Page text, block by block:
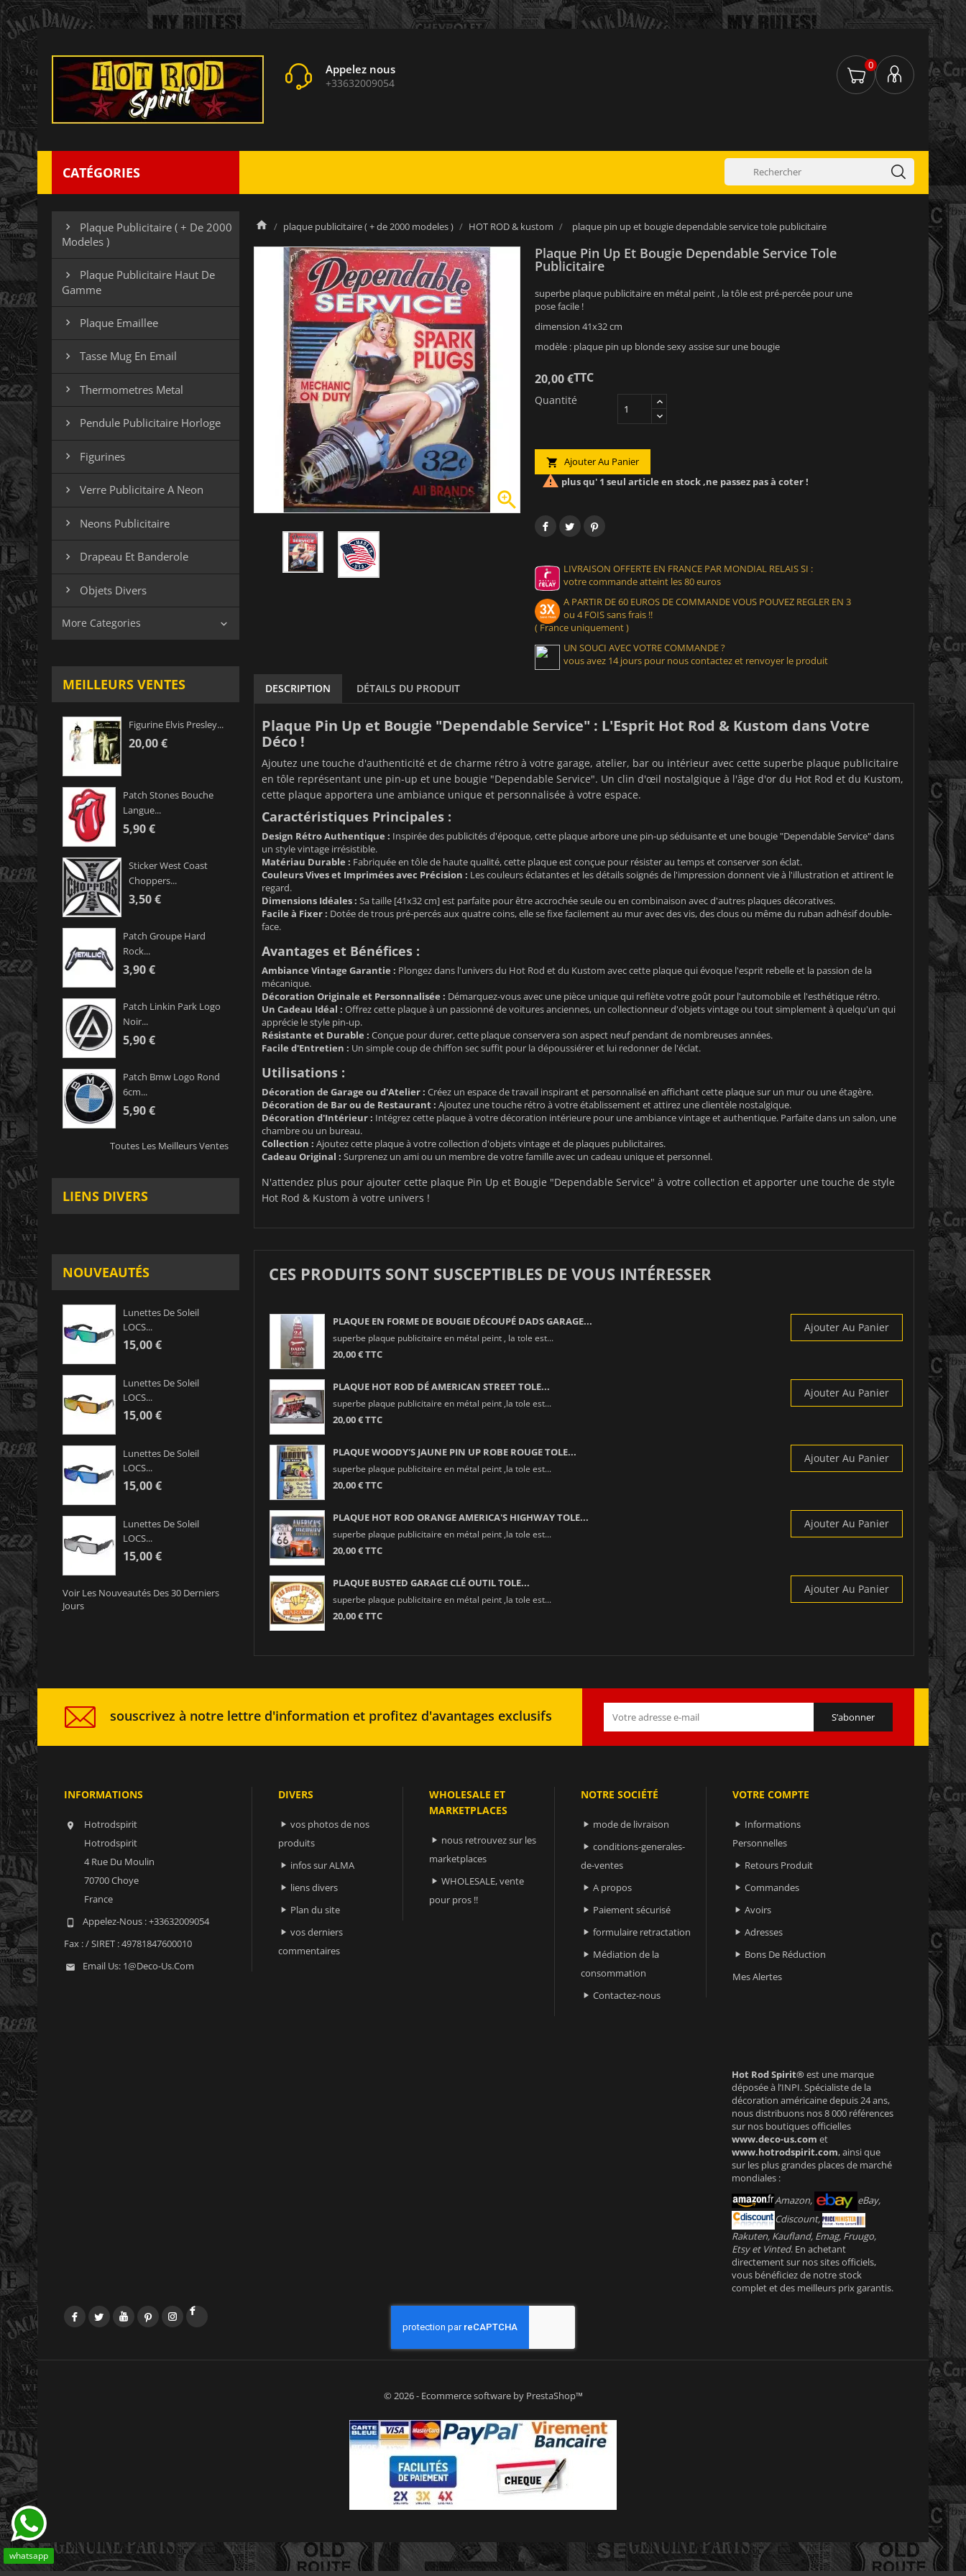
Appelez nous
+33632009054
0
CATÉGORIES

Plaque Publicitaire ( + De 2000
Modeles )

Plaque Publicitaire Haut De
Gamme
 Plaque Emaillee
 Tasse Mug En Email
 Thermometres Metal
 Pendule Publicitaire Horloge
 Figurines
 Verre Publicitaire A Neon
 Neons Publicitaire
 Drapeau Et Banderole
 Objets Divers
More Categories 
MEILLEURS VENTES
Figurine Elvis Presley...
20,00 €
Patch Stones Bouche
Langue...
5,90 €
Sticker West Coast
Choppers...
3,50 €
Patch Groupe Hard
Rock...
3,90 €
Patch Linkin Park Logo
Noir...
5,90 €
Patch Bmw Logo Rond
6cm...
5,90 €
Toutes Les Meilleurs Ventes
LIENS DIVERS
NOUVEAUTÉS
Lunettes De Soleil
LOCS...
15,00 €
Lunettes De Soleil
LOCS...
15,00 €
Lunettes De Soleil
LOCS...
15,00 €
Lunettes De Soleil
LOCS...
15,00 €
Voir Les Nouveautés Des 30 Derniers
Jours
plaque publicitaire ( + de 2000 modeles ) HOT ROD & kustom plaque pin up et bougie dependable service tole publicitaire

Plaque Pin Up Et Bougie Dependable Service Tole
Publicitaire
superbe plaque publicitaire en métal peint , la tôle est pré-percée pour une
pose facile !
dimension 41x32 cm
modèle : plaque pin up blonde sexy assise sur une bougie
20,00 €TTC
Quantité
 Ajouter Au Panier
 plus qu' 1 seul article en stock ,ne passez pas à coter !
LIVRAISON OFFERTE EN FRANCE PAR MONDIAL RELAIS SI :
votre commande atteint les 80 euros
A PARTIR DE 60 EUROS DE COMMANDE VOUS POUVEZ REGLER EN 3
ou 4 FOIS sans frais !!
( France uniquement )
UN SOUCI AVEC VOTRE COMMANDE ?
vous avez 14 jours pour nous contactez et renvoyer le produit
DESCRIPTION DÉTAILS DU PRODUIT
Plaque Pin Up et Bougie "Dependable Service" : L'Esprit Hot Rod & Kustom dans Votre
Déco !
Ajoutez une touche d'authenticité et de charme rétro à votre garage, atelier, bar ou intérieur avec cette superbe plaque publicitaire
en tôle représentant une pin-up et une bougie "Dependable Service". Un clin d'œil nostalgique à l'âge d'or du Hot Rod et du Kustom,
cette plaque apportera une ambiance unique et personnalisée à votre espace.
Caractéristiques Principales :
Design Rétro Authentique : Inspirée des publicités d'époque, cette plaque arbore une pin-up séduisante et une bougie "Dependable Service" dans
un style vintage irrésistible.
Matériau Durable : Fabriquée en tôle de haute qualité, cette plaque est conçue pour résister au temps et conserver son éclat.
Couleurs Vives et Imprimées avec Précision : Les couleurs éclatantes et les détails soignés de l'impression donnent vie à l'illustration et attirent le
regard.
Dimensions Idéales : Sa taille [41x32 cm] est parfaite pour être accrochée seule ou en combinaison avec d'autres plaques décoratives.
Facile à Fixer : Dotée de trous pré-percés aux quatre coins, elle se fixe facilement au mur avec des vis, des clous ou même du ruban adhésif double-
face.
Avantages et Bénéfices :
Ambiance Vintage Garantie : Plongez dans l'univers du Hot Rod et du Kustom avec cette plaque qui évoque l'esprit rebelle et la passion de la
mécanique.
Décoration Originale et Personnalisée : Démarquez-vous avec une pièce unique qui reflète votre goût pour l'automobile et l'esthétique rétro.
Un Cadeau Idéal : Offrez cette plaque à un passionné de voitures anciennes, un collectionneur d'objets vintage ou tout simplement à quelqu'un qui
apprécie le style pin-up.
Résistante et Durable : Conçue pour durer, cette plaque conservera son aspect neuf pendant de nombreuses années.
Facile d'Entretien : Un simple coup de chiffon sec suffit pour la dépoussiérer et lui redonner de l'éclat.
Utilisations :
Décoration de Garage ou d'Atelier : Créez un espace de travail inspirant et personnalisé en affichant cette plaque sur un mur ou une étagère.
Décoration de Bar ou de Restaurant : Ajoutez une touche rétro à votre établissement et attirez une clientèle nostalgique.
Décoration d'Intérieur : Intégrez cette plaque à votre décoration intérieure pour une ambiance vintage et authentique. Parfaite dans un salon, une
chambre ou un bureau.
Collection : Ajoutez cette plaque à votre collection d'objets vintage et de plaques publicitaires.
Cadeau Original : Surprenez un ami ou un membre de votre famille avec un cadeau unique et personnel.
N'attendez plus pour ajouter cette plaque Pin Up et Bougie "Dependable Service" à votre collection et apporter une touche de style
Hot Rod & Kustom à votre univers !
CES PRODUITS SONT SUSCEPTIBLES DE VOUS INTÉRESSER
PLAQUE EN FORME DE BOUGIE DÉCOUPÉ DADS GARAGE...
superbe plaque publicitaire en métal peint , la tole est...
20,00 € TTC
Ajouter Au Panier
PLAQUE HOT ROD DÉ AMERICAN STREET TOLE...
superbe plaque publicitaire en métal peint ,la tole est...
20,00 € TTC
Ajouter Au Panier
PLAQUE WOODY'S JAUNE PIN UP ROBE ROUGE TOLE...
superbe plaque publicitaire en métal peint ,la tole est...
20,00 € TTC
Ajouter Au Panier
PLAQUE HOT ROD ORANGE AMERICA'S HIGHWAY TOLE...
superbe plaque publicitaire en métal peint ,la tole est...
20,00 € TTC
Ajouter Au Panier
PLAQUE BUSTED GARAGE CLÉ OUTIL TOLE...
superbe plaque publicitaire en métal peint ,la tole est...
20,00 € TTC
Ajouter Au Panier
souscrivez à notre lettre d'information et profitez d'avantages exclusifs
INFORMATIONS

Hotrodspirit
Hotrodspirit
4 Rue Du Moulin
70700 Choye
France
 Appelez-Nous :+33632009054
Fax :/ SIRET : 49781847600010
 Email Us: 1@deco-Us.com
DIVERS
 vos photos de nos
produits
 infos sur ALMA
 liens divers
 Plan du site
 vos derniers
commentaires
WHOLESALE ET
MARKETPLACES
 nous retrouvez sur les
marketplaces
 WHOLESALE, vente
pour pros !!
NOTRE SOCIÉTÉ
 mode de livraison
 conditions-generales-
de-ventes
 A propos
 Paiement sécurisé
 formulaire retractation
 Médiation de la
consommation
 Contactez-nous
VOTRE COMPTE
 Informations
Personnelles
 Retours Produit
 Commandes
 Avoirs
 Adresses
 Bons De Réduction
Mes Alertes
Hot Rod Spirit®est une marque
déposée à l’INPI. Spécialiste de la
décoration américaine depuis 24 ans,
nous distribuons nos 8 000 références
sur nos boutiques officielles
www.deco-us.com et
www.hotrodspirit.com, ainsi que
sur les plus grandes places de marché
mondiales :
Amazon,
eBay,
Cdiscount,
Rakuten, Kaufland, Emag, Fruugo,
Etsy et Vinted. En achetant
directement sur nos sites officiels,
vous bénéficiez de notre stock
complet et des meilleurs prix garantis.
FacebookTwitterYouTubePinterestInstagram
whatsapp
© 2026 - Ecommerce software by PrestaShop™